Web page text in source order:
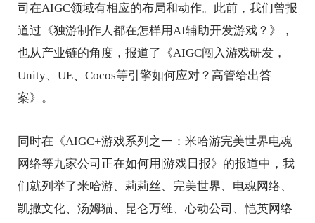
司在AIGC领域有相应的布局和动作。此前，我们曾报
道过《独游制作人都在怎样用AI辅助开发游戏？》，
也从产业链的角度，报道了《AIGC闯入游戏研发，
Unity、UE、Cocos等引擎如何应对？高管给出答
案》。
同时在《AIGC+游戏系列之一：米哈游完美世界电魂
网络等九家公司正在如何用|游戏日报》的报道中，我
们就列举了米哈游、莉莉丝、完美世界、电魂网络、
凯撒文化、汤姆猫、昆仑万维、心动公司、恺英网络